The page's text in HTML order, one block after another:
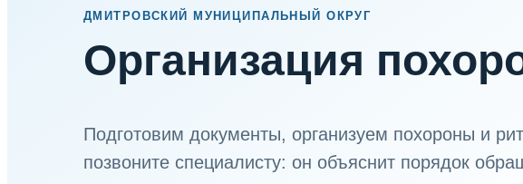
ДМИТРОВСКИЙ МУНИЦИПАЛЬНЫЙ ОКРУГ
Организация
Подготовим документы, организуем похороны и
позвоните специалисту: он объяснит порядок